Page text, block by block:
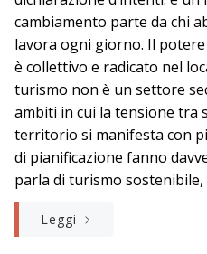
cambiamento parte da chi
lavora ogni giorno. Il
è collettivo e radicato nel
turismo non è un settore
ambiti in cui la tensione tra
territorio si manifesta con
di pianificazione fanno
parla di turismo
Leggi